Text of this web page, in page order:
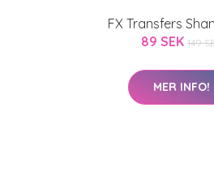
FX Transfers
89 SEK 149
MER INFO!